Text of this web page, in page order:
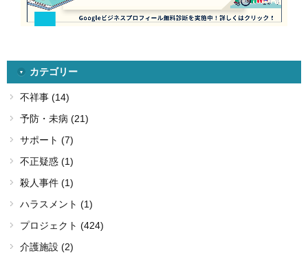
カテゴリー
不祥事 (14)
予防・未病 (21)
サポート (7)
不正疑惑 (1)
殺人事件 (1)
ハラスメント (1)
プロジェクト (424)
介護施設 (2)